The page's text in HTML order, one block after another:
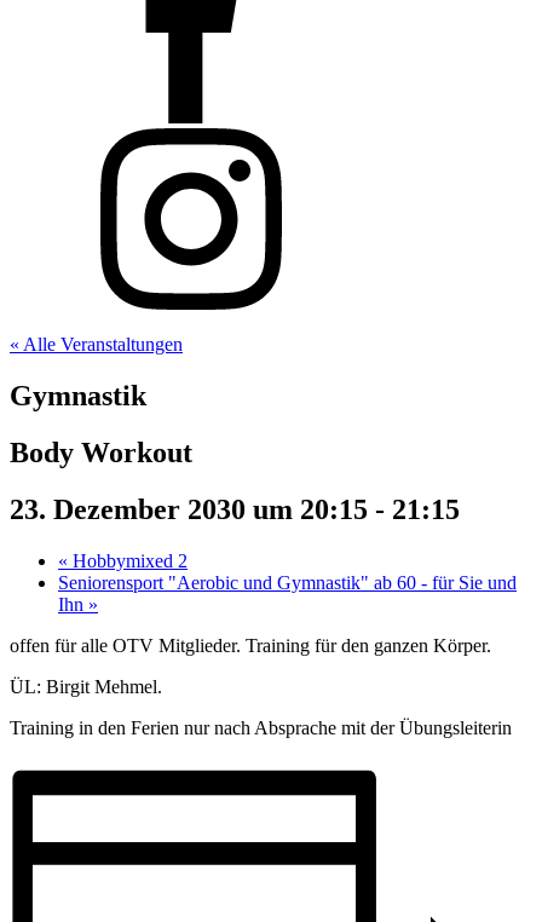
« Alle Veranstaltungen
Gymnastik
Body Workout
23. Dezember 2030 um 20:15 - 21:15
« Hobbymixed 2
Seniorensport "Aerobic und Gymnastik" ab 60 - für Sie und
Ihn »
offen für alle OTV Mitglieder. Training für den ganzen Körper.
ÜL: Birgit Mehmel.
Training in den Ferien nur nach Absprache mit der Übungsleiterin